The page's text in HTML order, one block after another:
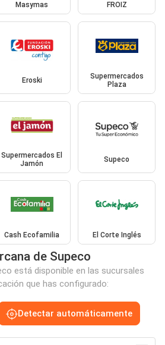
Masymas FROIZ
Eroski
Supermercados
Plaza
Supermercados El
Jamón
Supeco
Cash Ecofamilia El Corte Inglés
de Supeco
está disponible en las sucursales
que has configurado:
Detectar automáticamente